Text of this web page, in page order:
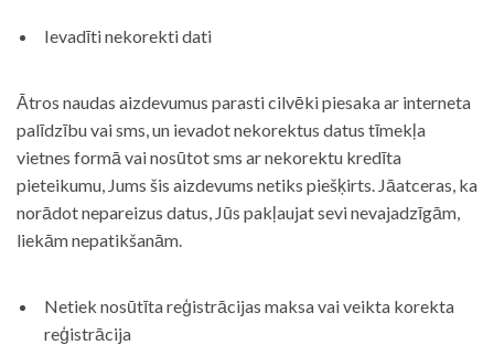
Ievadīti nekorekti dati
Ātros naudas aizdevumus parasti cilvēki piesaka ar interneta
palīdzību vai sms, un ievadot nekorektus datus tīmekļa
vietnes formā vai nosūtot sms ar nekorektu kredīta
pieteikumu, Jums šis aizdevums netiks piešķirts. Jāatceras, ka
norādot nepareizus datus, Jūs pakļaujat sevi nevajadzīgām,
liekām nepatikšanām.
Netiek nosūtīta reģistrācijas maksa vai veikta korekta
reģistrācija